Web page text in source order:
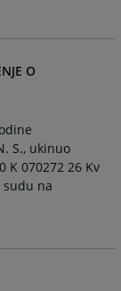
O
S., ukinuo
K 070272 26 Kv
sudu na